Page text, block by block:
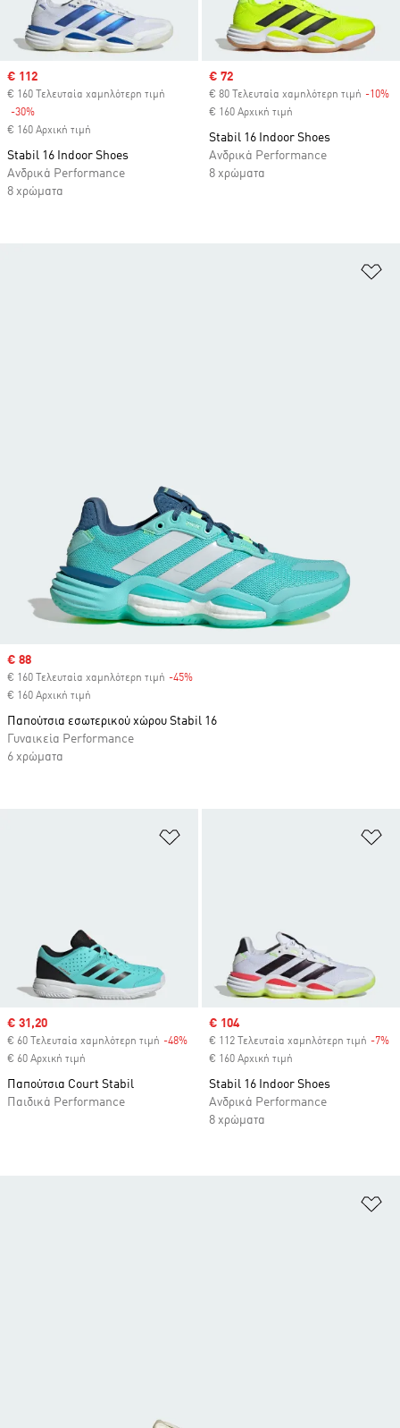
Sale price
€ 112
€ 160 Τελευταία χαμηλότερη τιμή
-30%
€ 160 Αρχική τιμή
Stabil 16 Indoor Shoes
Ανδρικά Performance
8 χρώματα
Sale price
€ 72
€ 80 Τελευταία χαμηλότερη τιμή -10%
€ 160 Αρχική τιμή
Stabil 16 Indoor Shoes
Ανδρικά Performance
8 χρώματα
Προσθήκη στη Λίστα Επιθυμιών
Sale price
€ 31,20
€ 60 Τελευταία χαμηλότερη τιμή -48% Discount
€ 60 Αρχική τιμή
Παπούτσια Court Stabil
Παιδικά Performance
Sale price
€ 104
€ 112 Τελευταία χαμηλότερη τιμή -7%
€ 160 Αρχική τιμή
Stabil 16 Indoor Shoes
Ανδρικά Performance
8 χρώματα
Sale price
€ 88
€ 160 Τελευταία χαμηλότερη τιμή -45%
€ 160 Αρχική τιμή
Παπούτσια εσωτερικού χώρου Stabil 16
Γυναικεία Performance
6 χρώματα